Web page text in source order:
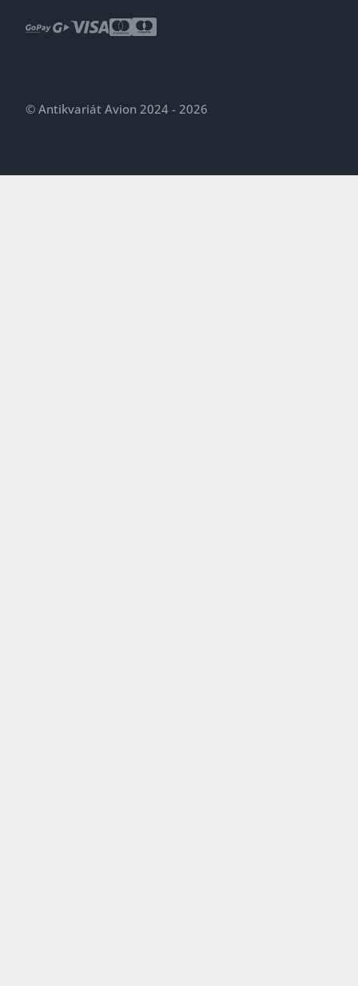
© Antikvariát Avion 2024 - 2026